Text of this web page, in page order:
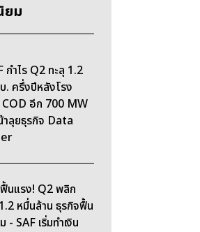
ยม
กำไร Q2 ทะลุ 1.2
. ครึ่งปีหลังโรง
อีก 700 MW
าลุยธุรกิจ Data
นแรง! Q2 พลิก
หมื่นล้าน ธุรกิจฟื้น
- SAF เริ่มทำเงิน